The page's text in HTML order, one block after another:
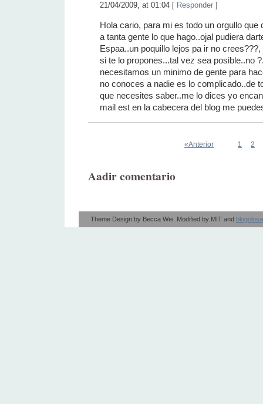
21/04/2009, at 01:04 [ Responder ]
Hola cario, para mi es todo un orgullo que
a tanta gente lo que hago..ojal pudiera
Espaa..un poquillo lejos pa ir no
si te lo propones...tal vez sea posible..no
necesitamos un minimo de gente para
no conoces a nadie es lo complicado..de
que necesites saber..me lo dices yo
mail est en la cabecera del blog me
«Anterior 1 2
Aadir comentario
Theme Design by Becca Wei. Modified by MIT and